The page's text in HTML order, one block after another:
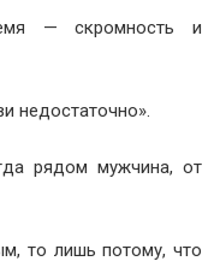
— скромность и
недостаточно».
рядом мужчина, от
то лишь потому, что